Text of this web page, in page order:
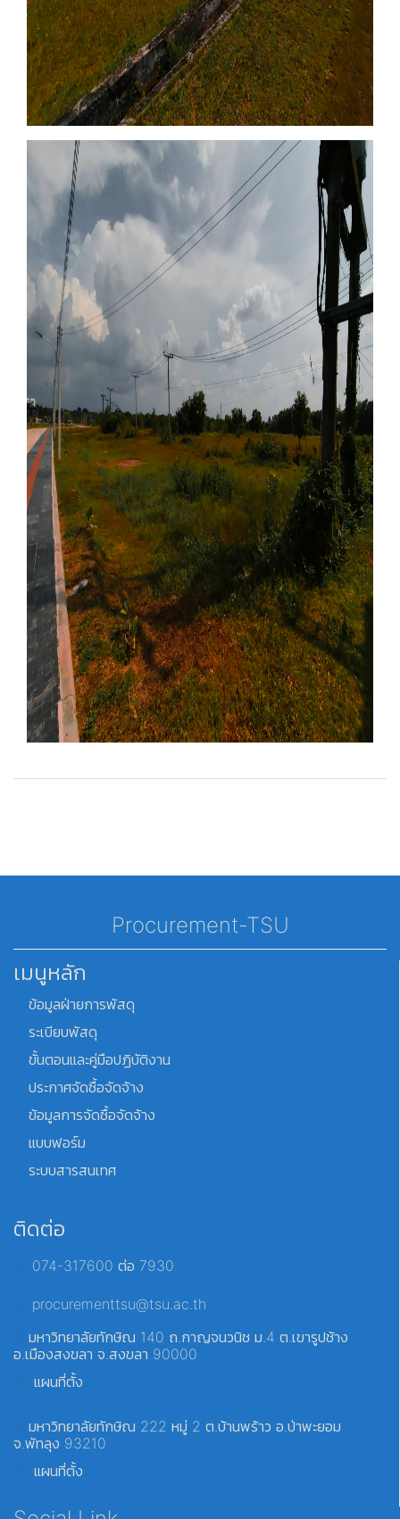
Procurement-TSU
เมนูหลัก
ข้อมูลฝ่ายการพัสดุ
ระเบียบพัสดุ
ขั้นตอนและคู่มือปฏิบัติงาน
ประกาศจัดซื้อจัดจ้าง
ข้อมูลการจัดซื้อจัดจ้าง
แบบฟอร์ม
ระบบสารสนเทศ
ติดต่อ
074-317600 ต่อ 7930
procurementtsu@tsu.ac.th
มหาวิทยาลัยทักษิณ 140 ถ.กาญจนวนิช ม.4 ต.เขารูปช้าง
อ.เมืองสงขลา จ.สงขลา 90000
แผนที่ตั้ง
มหาวิทยาลัยทักษิณ 222 หมู่ 2 ต.บ้านพร้าว อ.ป่าพะยอม
จ.พัทลุง 93210
แผนที่ตั้ง